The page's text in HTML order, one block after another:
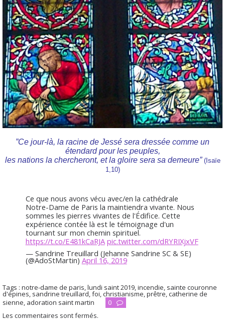
”Ce jour-là, la racine de Jessé sera dressée comme un
étendard pour les peuples,
les nations la chercheront, et la gloire sera sa demeure” (Isaïe
1,10)
Ce que nous avons vécu avec/en la cathédrale
Notre-Dame de Paris la maintiendra vivante. Nous
sommes les pierres vivantes de l'Édifice. Cette
expérience contée là est le témoignage d'un
tournant sur mon chemin spirituel.
https://t.co/E481kCaRJA pic.twitter.com/dRYRIXjxVF
— Sandrine Treuillard (Jehanne Sandrine SC & SE)
(@AdoStMartin) April 16, 2019
Tags : notre-dame de paris,lundi saint 2019,incendie, sainte couronne
d'épines, sandrine treuillard,foi,christianisme,prêtre,catherine de
sienne, adoration saint martin
0
Les commentaires sont fermés.